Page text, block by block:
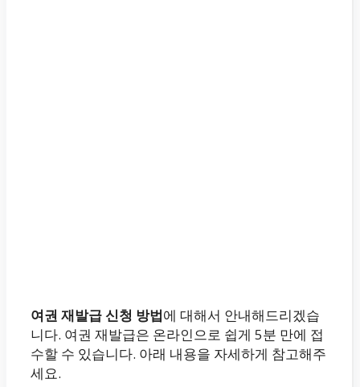
여권 재발급 신청 방법에 대해서 안내해드리겠습
니다. 여권 재발급은 온라인으로 쉽게 5분 만에 접
수할 수 있습니다. 아래 내용을 자세하게 참고해주
세요.